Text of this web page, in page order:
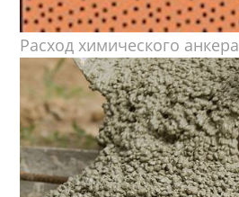
Расход химического анкера